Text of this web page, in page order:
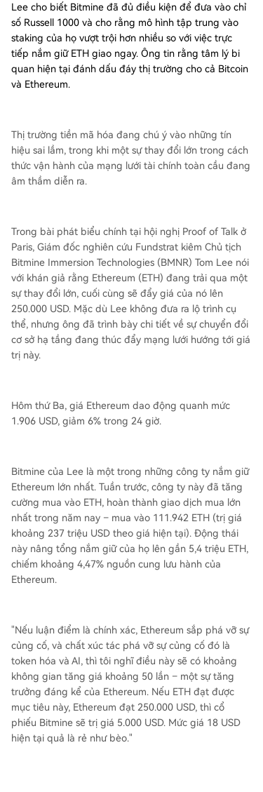
Lee cho biết Bitmine đã đủ điều kiện để đưa vào chỉ
số Russell 1000 và cho rằng mô hình tập trung vào
staking của họ vượt trội hơn nhiều so với việc trực
tiếp nắm giữ ETH giao ngay. Ông tin rằng tâm lý bi
quan hiện tại đánh dấu đáy thị trường cho cả Bitcoin
và Ethereum.
Thị trường tiền mã hóa đang chú ý vào những tín
hiệu sai lầm, trong khi một sự thay đổi lớn trong cách
thức vận hành của mạng lưới tài chính toàn cầu đang
âm thầm diễn ra.
Trong bài phát biểu chính tại hội nghị Proof of Talk ở
Paris, Giám đốc nghiên cứu Fundstrat kiêm Chủ tịch
Bitmine Immersion Technologies (BMNR) Tom Lee nói
với khán giả rằng Ethereum (ETH) đang trải qua một
sự thay đổi lớn, cuối cùng sẽ đẩy giá của nó lên
250.000 USD. Mặc dù Lee không đưa ra lộ trình cụ
thể, nhưng ông đã trình bày chi tiết về sự chuyển đổi
cơ sở hạ tầng đang thúc đẩy mạng lưới hướng tới giá
trị này.
Hôm thứ Ba, giá Ethereum dao động quanh mức
1.906 USD, giảm 6% trong 24 giờ.
Bitmine của Lee là một trong những công ty nắm giữ
Ethereum lớn nhất. Tuần trước, công ty này đã tăng
cường mua vào ETH, hoàn thành giao dịch mua lớn
nhất trong năm nay – mua vào 111.942 ETH (trị giá
khoảng 237 triệu USD theo giá hiện tại). Động thái
này nâng tổng nắm giữ của họ lên gần 5,4 triệu ETH,
chiếm khoảng 4,47% nguồn cung lưu hành của
Ethereum.
"Nếu luận điểm là chính xác, Ethereum sắp phá vỡ sự
củng cố, và chất xúc tác phá vỡ sự củng cố đó là
token hóa và AI, thì tôi nghĩ điều này sẽ có khoảng
không gian tăng giá khoảng 50 lần – một sự tăng
trưởng đáng kể của Ethereum. Nếu ETH đạt được
mục tiêu này, Ethereum đạt 250.000 USD, thì cổ
phiếu Bitmine sẽ trị giá 5.000 USD. Mức giá 18 USD
hiện tại quả là rẻ như bèo."